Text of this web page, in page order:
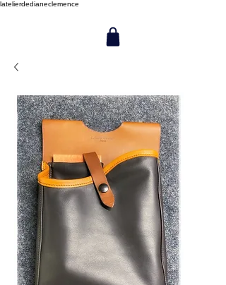
latelierdedianeclemence